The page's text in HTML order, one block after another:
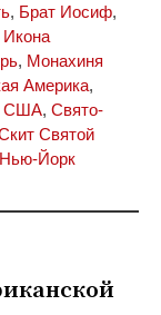
, Брат Иосиф,
Икона
, Монахиня
Америка,
США, Свято-
Святой
Йорк